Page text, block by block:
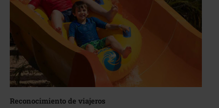
Reconocimiento de viajeros